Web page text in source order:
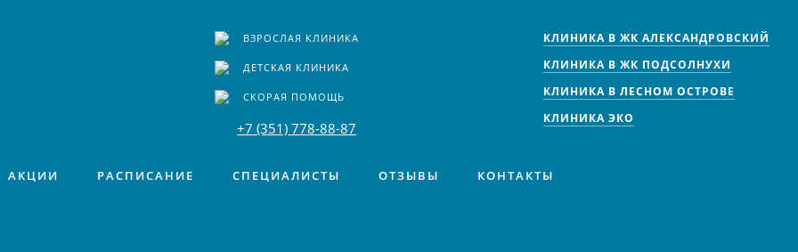
ВЗРОСЛАЯ КЛИНИКА
ДЕТСКАЯ КЛИНИКА
СКОРАЯ ПОМОЩЬ
+7 (351) 778-88-87
КЛИНИКА В ЖК АЛЕКСАНДРОВСКИЙ
КЛИНИКА В ЖК ПОДСОЛНУХИ
КЛИНИКА В ЛЕСНОМ ОСТРОВЕ
КЛИНИКА ЭКО
АКЦИИ РАСПИСАНИЕ СПЕЦИАЛИСТЫ ОТЗЫВЫ КОНТАКТЫ